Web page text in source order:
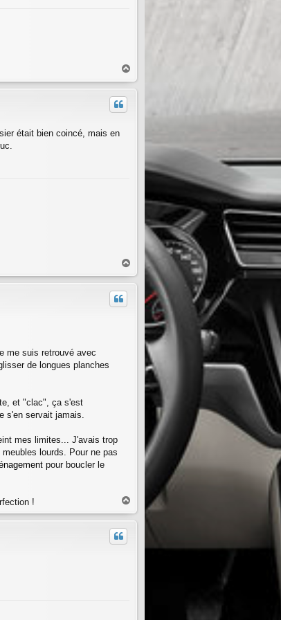
a
u
était bien coincé, mais en
a
u
me suis retrouvé avec
de longues planches
et "clac", ça s'est
s'en servait jamais.
mes limites... J'avais trop
lourds. Pour ne pas
pour boucler le
!
a
u